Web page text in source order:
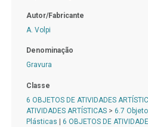
Autor/Fabricante
A. Volpi
Denominação
Gravura
Classe
6 OBJETOS DE ATIVIDADES
ATIVIDADES ARTÍSTICAS> 6.7
Plásticas | 6 OBJETOS DE